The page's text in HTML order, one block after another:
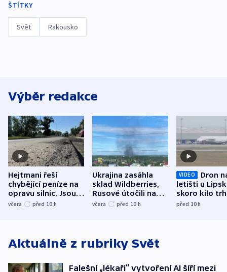
ŠTÍTKY
Svět Rakousko
Výběr redakce
Hejtmani řeší
chybějící peníze na
opravu silnic. Jsou
nenárokové, namítá
včera před 10 h
Ukrajina zasáhla
sklad Wildberries,
Rusové útočili na
trh, hasiče či
včera před 10 h
VIDEO
Dron
letišti u
skoro kilo
indicie
před 10h
Aktuálně z rubriky Svět
Falešní „lékaři“ vytvoření AI šíří mezi